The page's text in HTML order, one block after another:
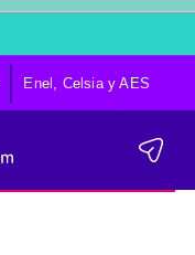
Enel, Celsia y AES